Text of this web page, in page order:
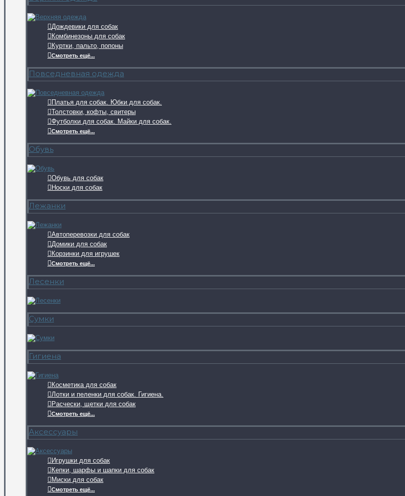
Дождевики для собак
Комбинезоны для собак
Куртки, пальто, попоны
Смотреть ещё...
Повседневная одежда
Платья для собак. Юбки для собак.
Толстовки, кофты, свитеры
Футболки для собак. Майки для собак.
Смотреть ещё...
Обувь
Обувь для собак
Носки для собак
Лежанки
Автоперевозки для собак
Домики для собак
Корзинки для игрушек
Смотреть ещё...
Лесенки
Сумки
Гигиена
Косметика для собак
Лотки и пеленки для собак. Гигиена.
Расчески, щетки для собак
Смотреть ещё...
Аксессуары
Игрушки для собак
Кепки, шарфы и шапки для собак
Миски для собак
Смотреть ещё...